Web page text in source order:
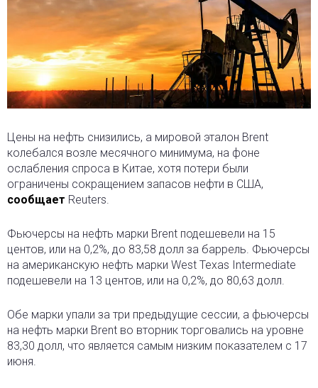
Цены на нефть снизились, а мировой эталон Brent
колебался возле месячного минимума, на фоне
ослабления спроса в Китае, хотя потери были
ограничены сокращением запасов нефти в США,
сообщает Reuters.
Фьючерсы на нефть марки Brent подешевели на 15
центов, или на 0,2%, до 83,58 долл за баррель. Фьючерсы
на американскую нефть марки West Texas Intermediate
подешевели на 13 центов, или на 0,2%, до 80,63 долл.
Обе марки упали за три предыдущие сессии, а фьючерсы
на нефть марки Brent во вторник торговались на уровне
83,30 долл, что является самым низким показателем с 17
июня.